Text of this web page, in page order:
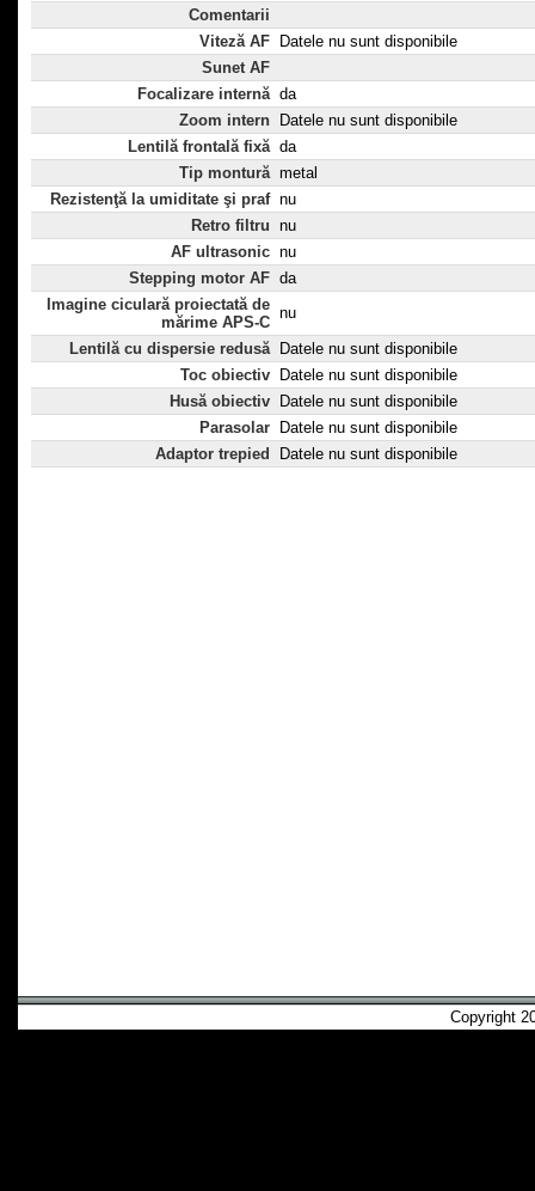
Comentarii
Viteză AF
Datele nu sunt disponibile
Sunet AF
Focalizare internă da
Zoom intern
Datele nu sunt disponibile
Lentilă frontală fixă da
Tip montură metal
Rezistenţă la umiditate şi praf nu
Retro filtru nu
AF ultrasonic nu
Stepping motor AF da
Imagine ciculară proiectată de
mărime APS-C
nu
Lentilă cu dispersie redusă
Datele nu sunt disponibile
Toc obiectiv
Datele nu sunt disponibile
Husă obiectiv
Datele nu sunt disponibile
Parasolar
Datele nu sunt disponibile
Adaptor trepied
Datele nu sunt disponibile
Copyright